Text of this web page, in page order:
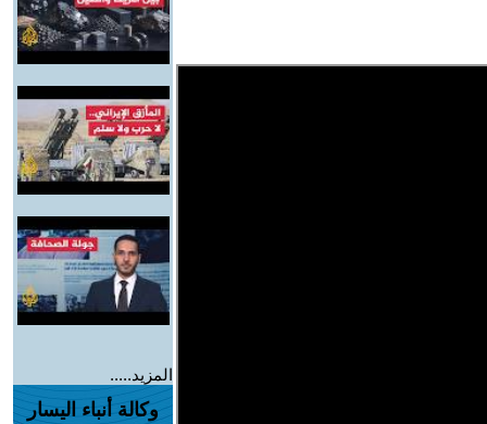
المزيد.....
وكالة أنباء اليسار